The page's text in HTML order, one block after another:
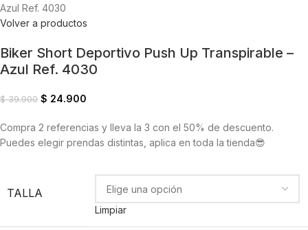
Azul Ref. 4030
Volver a productos
Biker Short Deportivo Push Up Transpirable –
Azul Ref. 4030
$39.900 $ 24.900
Compra 2 referencias y lleva la 3 con el 50% de descuento.
Puedes elegir prendas distintas, aplica en toda la tienda😎
TALLA
Limpiar